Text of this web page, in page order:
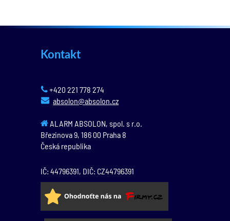
Kontakt
+420 221 778 274
absolon@absolon.cz
ALARM ABSOLON, spol. s r.o.
Březinova 9, 186 00 Praha 8
Česká republika
IČ: 44796391, DIČ: CZ44796391